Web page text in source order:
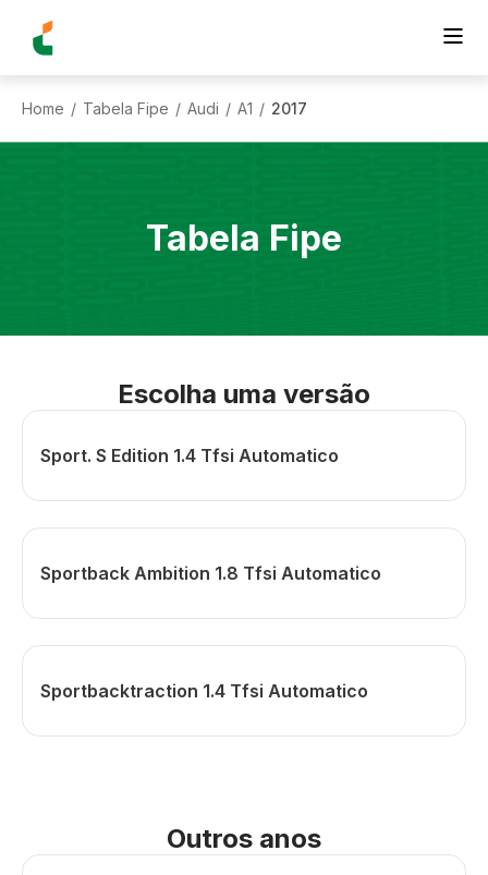
Home / Tabela Fipe / Audi / A1 / 2017
Tabela Fipe
Escolha uma versão
Sport. S Edition 1.4 Tfsi Automatico
Sportback Ambition 1.8 Tfsi Automatico
Sportbacktraction 1.4 Tfsi Automatico
Outros anos